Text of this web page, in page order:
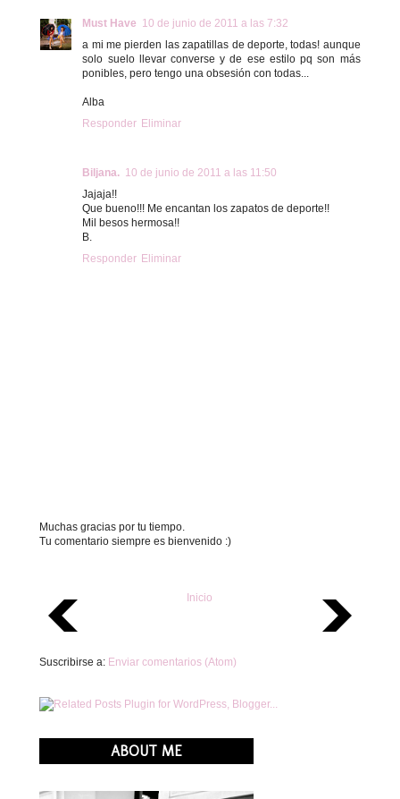
Must Have 10 de junio de 2011 a las 7:32
a mi me pierden las zapatillas de deporte, todas! aunque
solo suelo llevar converse y de ese estilo pq son más
ponibles, pero tengo una obsesión con todas...
Alba
Responder Eliminar
Biljana. 10 de junio de 2011 a las 11:50
Jajaja!!
Que bueno!!! Me encantan los zapatos de deporte!!
Mil besos hermosa!!
B.
Responder Eliminar
Muchas gracias por tu tiempo.
Tu comentario siempre es bienvenido :)
Inicio
Suscribirse a: Enviar comentarios (Atom)
ABOUT ME